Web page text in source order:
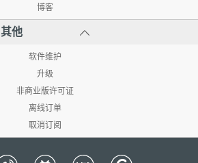
博客
其他
软件维护
升级
非商业版许可证
离线订单
取消订阅